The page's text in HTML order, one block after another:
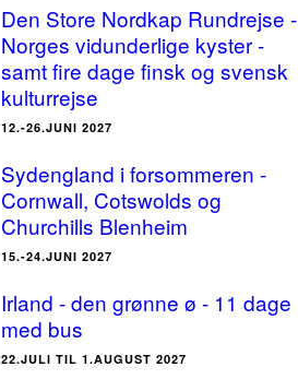
Den Store Nordkap Rundrejse -
Norges vidunderlige kyster -
samt fire dage finsk og svensk
kulturrejse
12.-26.JUNI 2027
Sydengland i forsommeren -
Cornwall, Cotswolds og
Churchills Blenheim
15.-24.JUNI 2027
Irland - den grønne ø - 11 dage
med bus
22.JULI TIL 1.AUGUST 2027